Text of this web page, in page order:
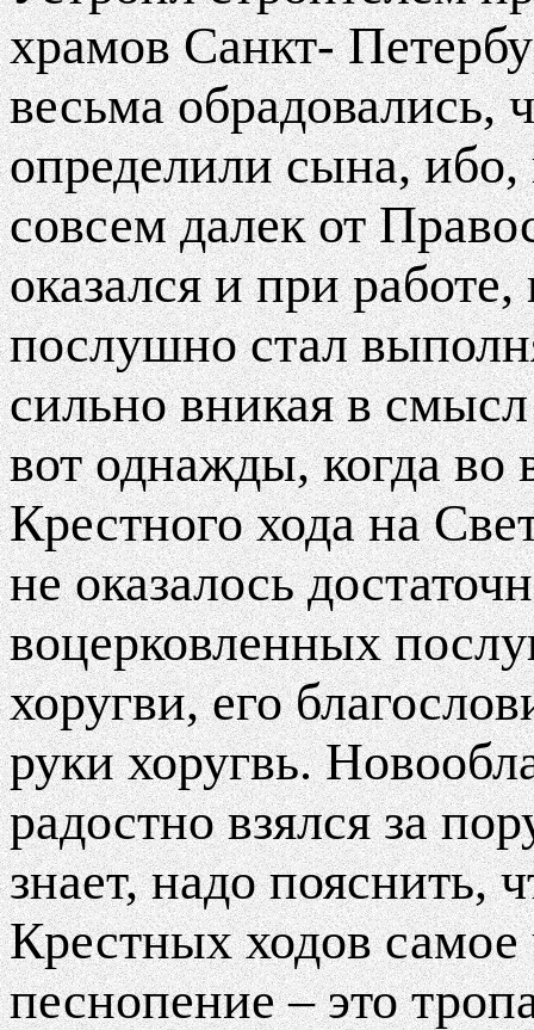
храмов Санкт-
весьма обрадовались,
определили сына,
совсем далек от
оказался и при
послушно стал
сильно вникая в
вот однажды, когда во
Крестного хода на
не оказалось
воцерковленных
хоругви, его
руки хоругвь.
радостно взялся за
знает, надо пояснить,
Крестных ходов самое
песнопение – это